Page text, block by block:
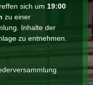
sich um 19:00
zu einer
Inhalte der
zu entnehmen.